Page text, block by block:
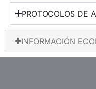
PROTOCOLOS DE
INFORMACIÓN